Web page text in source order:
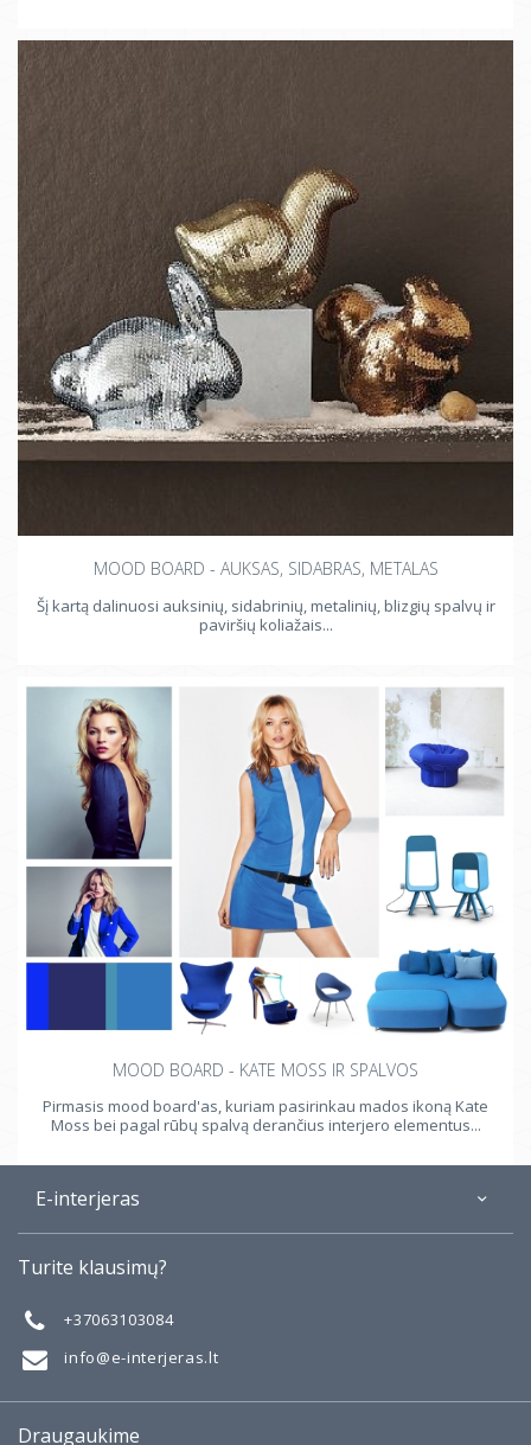
MOOD BOARD - AUKSAS, SIDABRAS, METALAS
Šį kartą dalinuosi auksinių, sidabrinių, metalinių, blizgių spalvų ir
paviršių koliažais...
MOOD BOARD - KATE MOSS IR SPALVOS
Pirmasis mood board'as, kuriam pasirinkau mados ikoną Kate
Moss bei pagal rūbų spalvą derančius interjero elementus...
E-interjeras
Mano darbai
Taisyklės
Turite klausimų?
+37063103084
info@e-interjeras.lt
Draugaukime